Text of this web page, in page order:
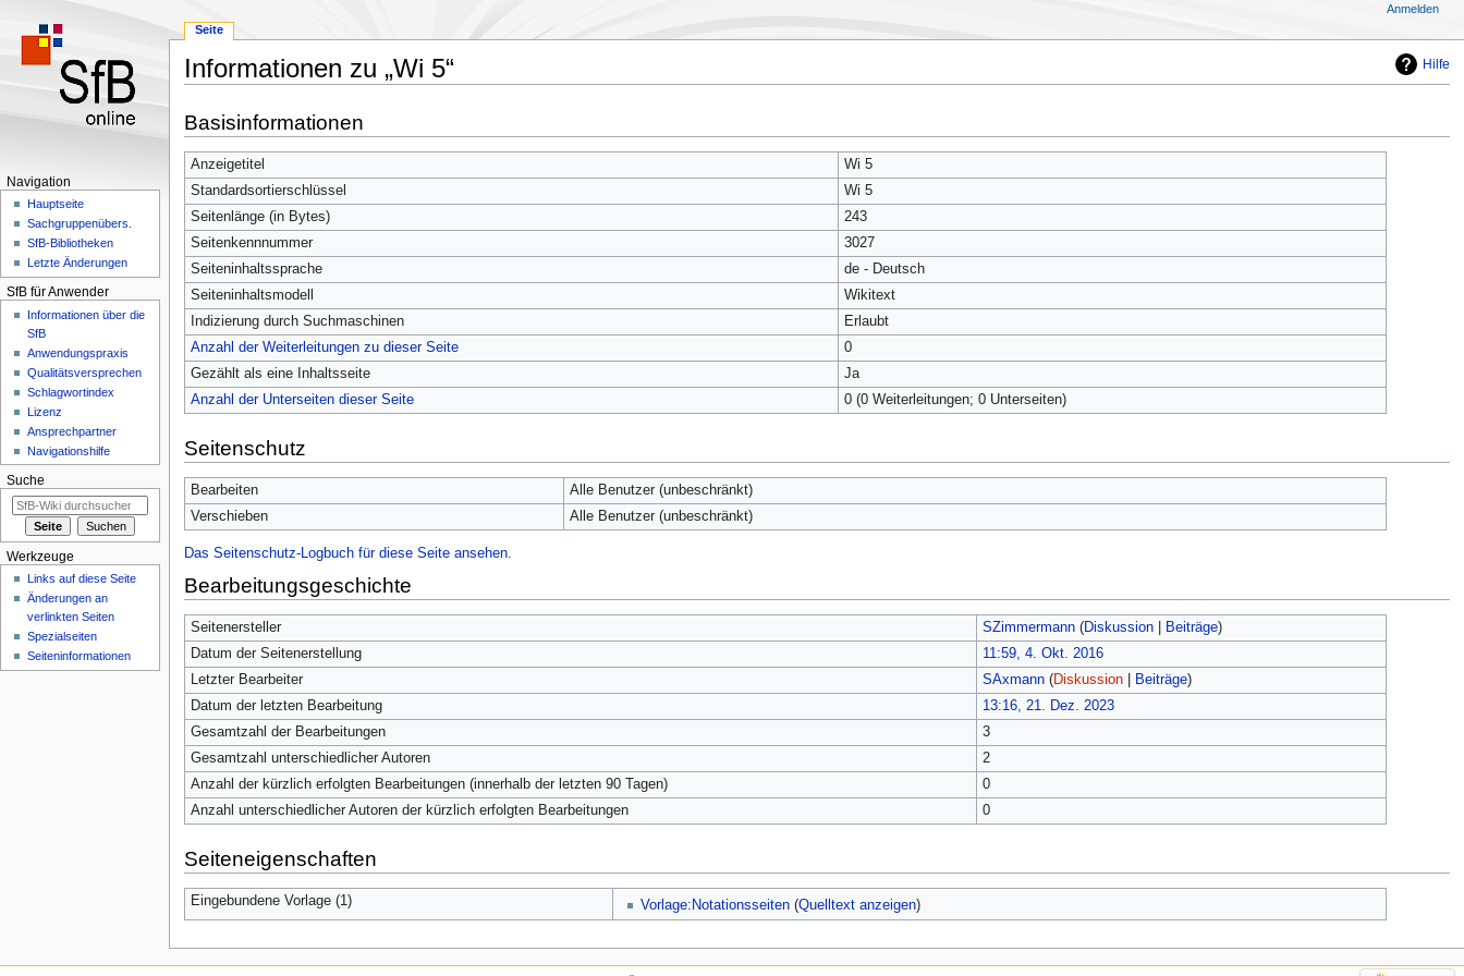
Hilfe
Informationen zu „Wi 5“
Navigation
springen
Suche
springen
Basisinformationen
Anzeigetitel
Wi 5
Standardsortierschlüssel
Wi 5
Seitenlänge (in Bytes)
243
Seitenkennnummer
3027
Seiteninhaltssprache
de - Deutsch
Seiteninhaltsmodell
Wikitext
Indizierung durch Suchmaschinen
Erlaubt
Anzahl der Weiterleitungen zu dieser Seite
0
Gezählt als eine Inhaltsseite
Ja
Anzahl der Unterseiten dieser Seite
0 (0 Weiterleitungen; 0 Unterseiten)
Seitenschutz
Bearbeiten
Alle Benutzer (unbeschränkt)
Verschieben
Alle Benutzer (unbeschränkt)
Das Seitenschutz-Logbuch für diese Seite ansehen.
Bearbeitungsgeschichte
Seitenersteller SZimmermann (Diskussion| Beiträge)
Datum der Seitenerstellung
11:59, 4. Okt. 2016
Letzter Bearbeiter
SAxmann (Diskussion| Beiträge)
Datum der letzten Bearbeitung
13:16, 21. Dez. 2023
Gesamtzahl der Bearbeitungen
3
Gesamtzahl unterschiedlicher Autoren
2
Anzahl der kürzlich erfolgten Bearbeitungen (innerhalb der letzten 90 Tagen)
0
Anzahl unterschiedlicher Autoren der kürzlich erfolgten Bearbeitungen
0
Seiteneigenschaften
Eingebundene Vorlage (1) Vorlage:Notationsseiten (Quelltext anzeigen)
Seite
Anmelden
Navigation
Hauptseite
Sachgruppenübers.
SfB-Bibliotheken
Letzte Änderungen
SfB für Anwender
Informationen über die
SfB
Anwendungspraxis
Qualitätsversprechen
Schlagwortindex
Lizenz
Ansprechpartner
Navigationshilfe
Suche
Werkzeuge
Links auf diese Seite
Änderungen an
verlinkten Seiten
Spezialseiten
Seiten­informationen